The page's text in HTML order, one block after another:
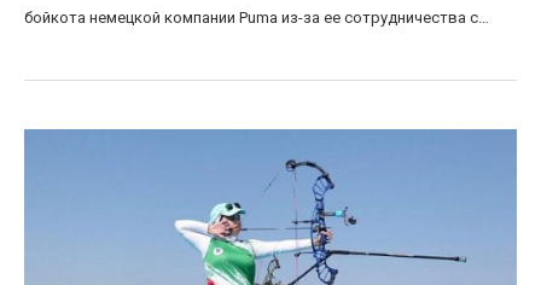
бойкота немецкой компании Puma из-за ее сотрудничества с…